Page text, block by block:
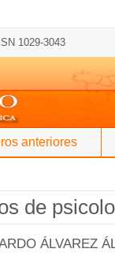
1029-3043
anteriores
de
ÁLVAREZ